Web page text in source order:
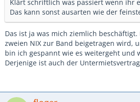
Klärt schriftlich was passiert wenn ihr
Das kann sonst ausarten wie der
Das ist ja was mich ziemlich beschäftigt.
zweien NIX zur Band beigetragen wird,
bin ich gespannt wie es weitergeht und
Derjenige ist auch der